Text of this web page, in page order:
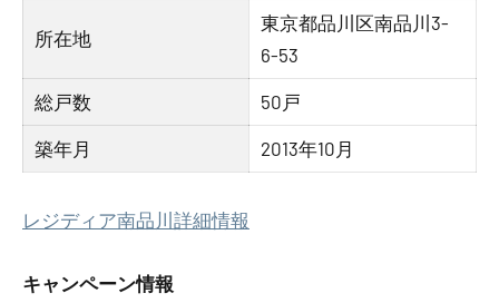
所在地
東京都品川区南品川3-
6-53
総戸数 50戸
築年月 2013年10月
レジディア南品川詳細情報
キャンペーン情報